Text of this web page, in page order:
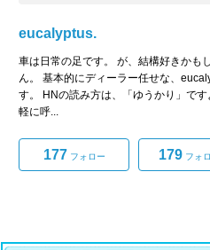
eucalyptus.
車は日常の足です。 が、結構好きかも
ん。 基本的にディーラー任せな、
す。 HNの読み方は、「ゆうかり」です
軽に呼...
177 フォロー 179フォ